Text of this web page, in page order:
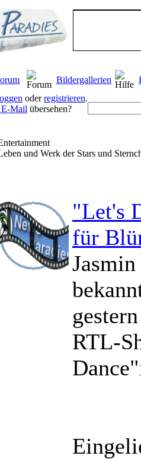
Bildergallerien
oderregistrieren.
Mail übersehen?
und Werk der Stars und
"Let's
für
Jasmin
RTL-